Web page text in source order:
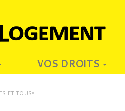
VOS DROITS
ET TOUS»